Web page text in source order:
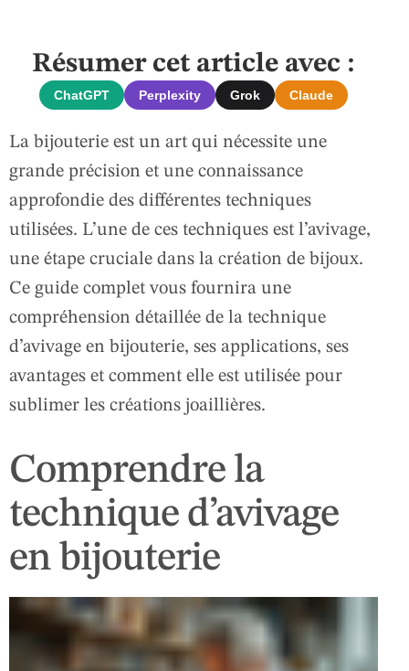
Résumer cet article avec :
ChatGPT Perplexity Grok Claude
La bijouterie est un art qui nécessite une
grande précision et une connaissance
approfondie des différentes techniques
utilisées. L’une de ces techniques est l’avivage,
une étape cruciale dans la création de bijoux.
Ce guide complet vous fournira une
compréhension détaillée de la technique
d’avivage en bijouterie, ses applications, ses
avantages et comment elle est utilisée pour
sublimer les créations joaillières.
Comprendre la
technique d’avivage
en bijouterie